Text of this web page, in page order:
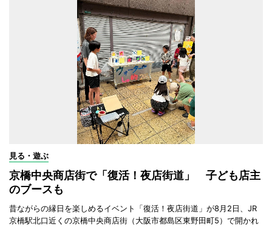
見る・遊ぶ
京橋中央商店街で「復活！夜店街道」 子ども店主
のブースも
昔ながらの縁日を楽しめるイベント「復活！夜店街道」が8月2日、JR
京橋駅北口近くの京橋中央商店街（大阪市都島区東野田町5）で開かれ